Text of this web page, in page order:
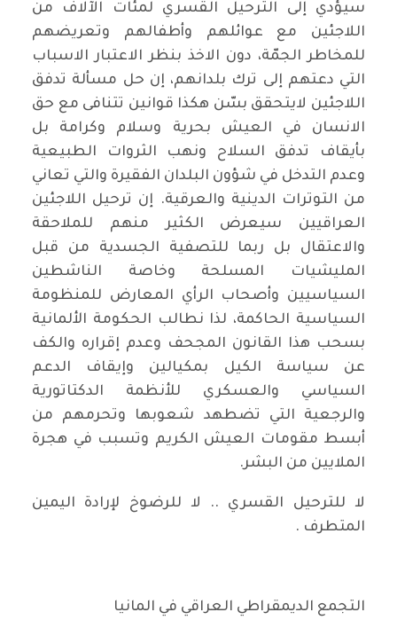
سيؤدي إلى الترحيل القسري لمئات الآلاف من
اللاجئين مع عوائلهم وأطفالهم وتعريضهم
للمخاطر الجمّة، دون الاخذ بنظر الاعتبار الاسباب
التي دعتهم إلى ترك بلدانهم، إن حل مسألة تدفق
اللاجئين لايتحقق بسّن هكذا قوانين تتنافى مع حق
الانسان في العيش بحرية وسلام وكرامة بل
بأيقاف تدفق السلاح ونهب الثروات الطبيعية
وعدم التدخل في شؤون البلدان الفقيرة والتي تعاني
من التوترات الدينية والعرقية. إن ترحيل اللاجئين
العراقيين سيعرض الكثير منهم للملاحقة
والاعتقال بل ربما للتصفية الجسدية من قبل
المليشيات المسلحة وخاصة الناشطين
السياسيين وأصحاب الرأي المعارض للمنظومة
السياسية الحاكمة، لذا نطالب الحكومة الألمانية
بسحب هذا القانون المجحف وعدم إقراره والكف
عن سياسة الكيل بمكيالين وإيقاف الدعم
السياسي والعسكري للأنظمة الدكتاتورية
والرجعية التي تضطهد شعوبها وتحرمهم من
أبسط مقومات العيش الكريم وتسبب في هجرة
الملايين من البشر.
لا للترحيل القسري .. لا للرضوخ لإرادة اليمين
المتطرف .
التجمع الديمقراطي العراقي في المانيا